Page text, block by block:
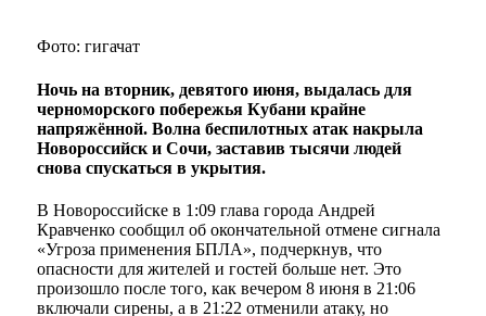
Фото: гигачат
Ночь на вторник, девятого июня, выдалась для
черноморского побережья Кубани крайне
напряжённой. Волна беспилотных атак накрыла
Новороссийск и Сочи, заставив тысячи людей
снова спускаться в укрытия.
В Новороссийске в 1:09 глава города Андрей
Кравченко сообщил об окончательной отмене сигнала
«Угроза применения БПЛА», подчеркнув, что
опасности для жителей и гостей больше нет. Это
произошло после того, как вечером 8 июня в 21:06
включали сирены, а в 21:22 отменили атаку, но